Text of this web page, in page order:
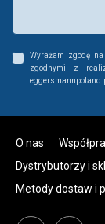
Wyrażam zgodę
zgodnymi z
O nas
Dystrybutorzy i
Metody dostaw i